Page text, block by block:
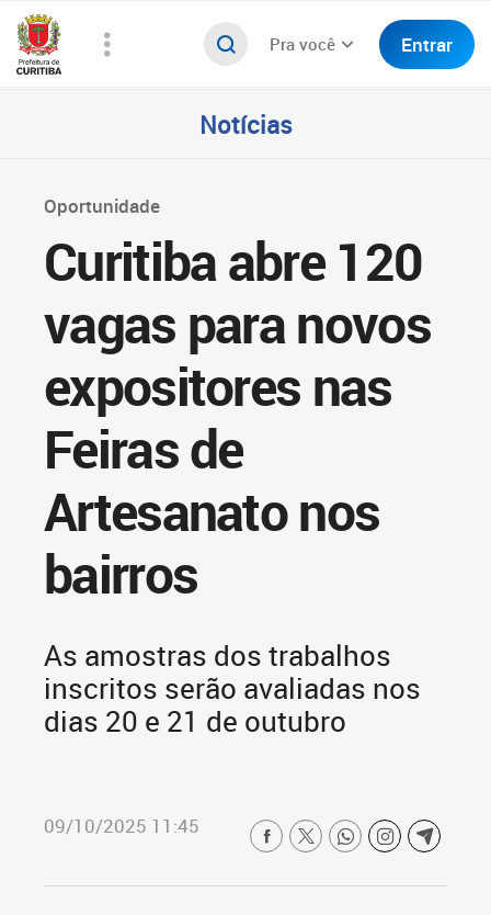
Pra você Entrar
Notícias
Oportunidade
Curitiba abre 120
vagas para novos
expositores nas
Feiras de
Artesanato nos
bairros
As amostras dos trabalhos
inscritos serão avaliadas nos
dias 20 e 21 de outubro
09/10/2025 11:45